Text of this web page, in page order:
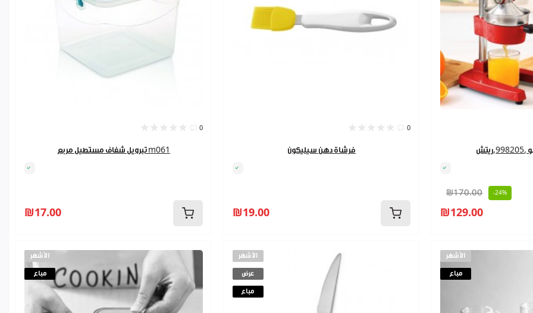
0
تبرويل شفاف مستطيل مربع m061
₪17.00
0
فرشاة دهن سيليكون
₪19.00
₪170.00 -24%
₪129.00
الأشهر
مباع
الأشهر
عرض
مباع
الأشهر
مباع